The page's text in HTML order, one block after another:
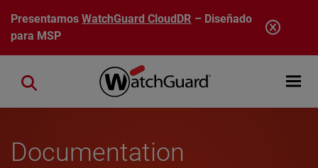
Pasar al contenido principal
PresentamosWatchGuard CloudDR – Diseñado
para MSP
Open
Close search
Documentation